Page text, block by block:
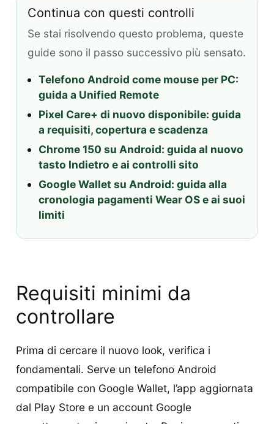
Continua con questi controlli
Se stai risolvendo questo problema, queste
guide sono il passo successivo più sensato.
Telefono Android come mouse per PC:
guida a Unified Remote
Pixel Care+ di nuovo disponibile: guida
a requisiti, copertura e scadenza
Chrome 150 su Android: guida al nuovo
tasto Indietro e ai controlli sito
Google Wallet su Android: guida alla
cronologia pagamenti Wear OS e ai suoi
limiti
Requisiti minimi da
controllare
Prima di cercare il nuovo look, verifica i
fondamentali. Serve un telefono Android
compatibile con Google Wallet, l’app aggiornata
dal Play Store e un account Google